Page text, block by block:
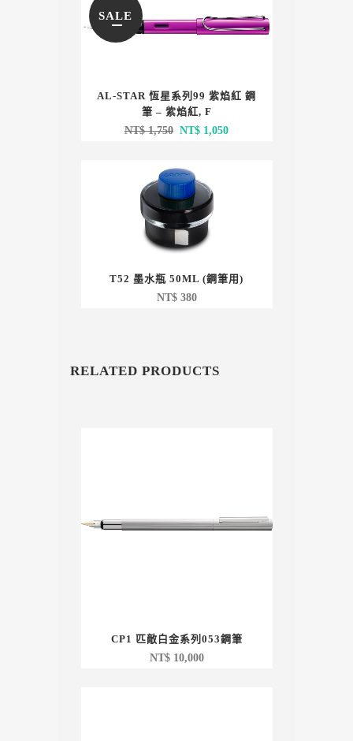
SALE
AL-STAR 恆星系列99 紫焰紅 鋼
筆 – 紫焰紅, F
NT$1,750 原
價
格：
NT$ 1,750。
NT$ 1,050目
T52 墨水瓶 50ML (鋼筆用)
NT$380
RELATED PRODUCTS
CP1 匹敵白金系列053鋼筆
NT$10,000